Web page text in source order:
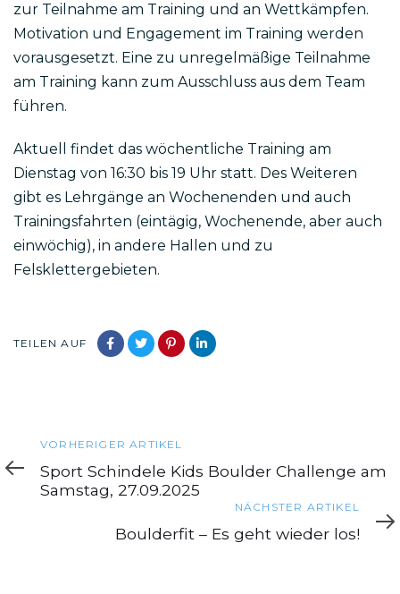
zur Teilnahme am Training und an Wettkämpfen.
Motivation und Engagement im Training werden
vorausgesetzt. Eine zu unregelmäßige Teilnahme
am Training kann zum Ausschluss aus dem Team
führen.
Aktuell findet das wöchentliche Training am
Dienstag von 16:30 bis 19 Uhr statt. Des Weiteren
gibt es Lehrgänge an Wochenenden und auch
Trainingsfahrten (eintägig, Wochenende, aber auch
einwöchig), in andere Hallen und zu
Felsklettergebieten.
TEILEN AUF
Vorheriger
Artikel
VORHERIGER ARTIKEL
Sport Schindele Kids Boulder Challenge am
Samstag, 27.09.2025
Artikel
NÄCHSTER ARTIKEL
Boulderfit – Es geht wieder los!